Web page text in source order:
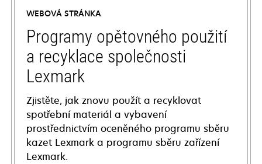
new
tab
WEBOVÁ STRÁNKA
Programy opětovného použití
a recyklace společnosti
Lexmark
Zjistěte, jak znovu použít a recyklovat
spotřební materiál a vybavení
prostřednictvím oceněného programu sběru
kazet Lexmark a programu sběru zařízení
Lexmark.